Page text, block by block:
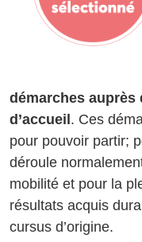
démarches auprès
d’accueil . Ces
pour pouvoir partir;
déroule
mobilité et pour la
résultats acquis
cursus d’origine.